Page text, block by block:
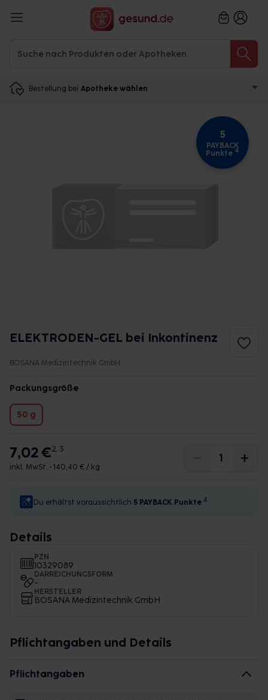
Bestellung bei Apotheke wählen
5
PAYBACK
Punkte 4
ELEKTRODEN-GEL bei Inkontinenz
BOSANA Medizintechnik GmbH
Packungsgröße
50 g
7,02 €2, 3
inkl. MwSt. • 140,40 € / kg
Du erhältst voraussichtlich 5 PAYBACK Punkte 4
Details
PZN
10329089
DARREICHUNGSFORM
-
HERSTELLER
BOSANA Medizintechnik GmbH
Pflichtangaben und Details
Pflichtangaben